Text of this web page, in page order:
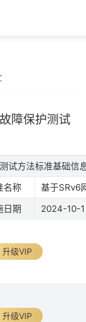
障保护测试
试方法标准基础信
名称
基于SRv6
日期 2024-10-1
升级VIP
升级VIP